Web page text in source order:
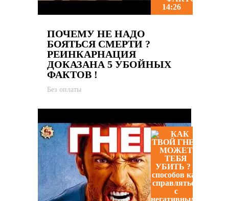
14:26
ПОЧЕМУ НЕ НАДО
БОЯТЬСЯ СМЕРТИ ?
РЕИНКАРНАЦИЯ
ДОКАЗАНА 5 УБОЙНЫХ
ФАКТОВ !
Без оплаты